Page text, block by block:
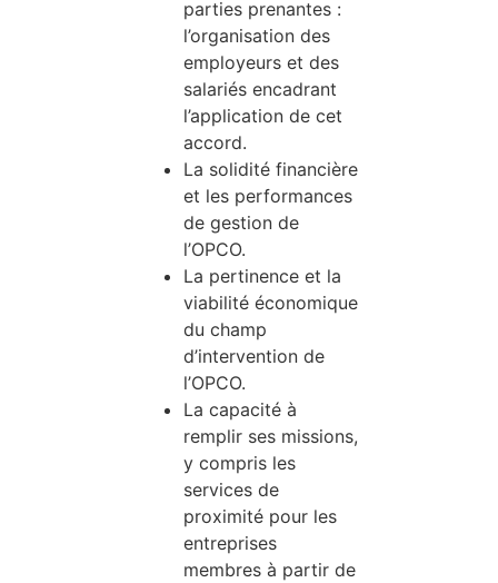
parties prenantes :
l’organisation des
employeurs et des
salariés encadrant
l’application de cet
accord.
La solidité financière
et les performances
de gestion de
l’OPCO.
La pertinence et la
viabilité économique
du champ
d’intervention de
l’OPCO.
La capacité à
remplir ses missions,
y compris les
services de
proximité pour les
entreprises
membres à partir de